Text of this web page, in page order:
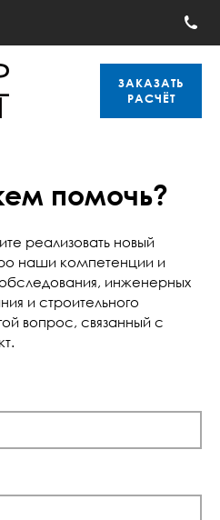
ЗАКАЗАТЬ
РАСЧЁТ
помочь?
реализовать новый
наши компетенции и
инженерных
и строительного
вопрос, связанный с